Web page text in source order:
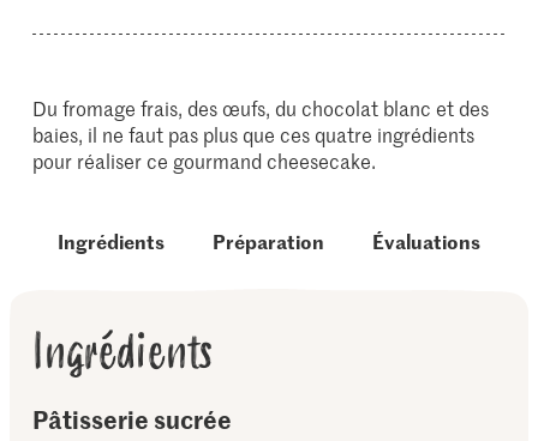
Du fromage frais, des œufs, du chocolat blanc et des
baies, il ne faut pas plus que ces quatre ingrédients
pour réaliser ce gourmand cheesecake.
Ingrédients Préparation Évaluations
Ingrédients
Pâtisserie sucrée